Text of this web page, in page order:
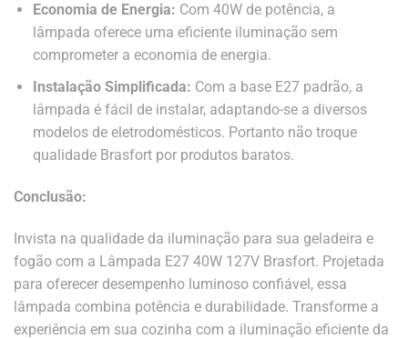
Economia de Energia: Com 40W de potência, a
lâmpada oferece uma eficiente iluminação sem
comprometer a economia de energia.
Instalação Simplificada: Com a base E27 padrão, a
lâmpada é fácil de instalar, adaptando-se a diversos
modelos de eletrodomésticos. Portanto não troque
qualidade Brasfort por produtos baratos.
Conclusão:
Invista na qualidade da iluminação para sua geladeira e
fogão com a Lâmpada E27 40W 127V Brasfort. Projetada
para oferecer desempenho luminoso confiável, essa
lâmpada combina potência e durabilidade. Transforme a
experiência em sua cozinha com a iluminação eficiente da